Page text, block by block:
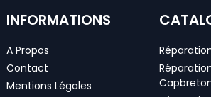
INFORMATIONS
A Propos
Contact
Mentions Légales